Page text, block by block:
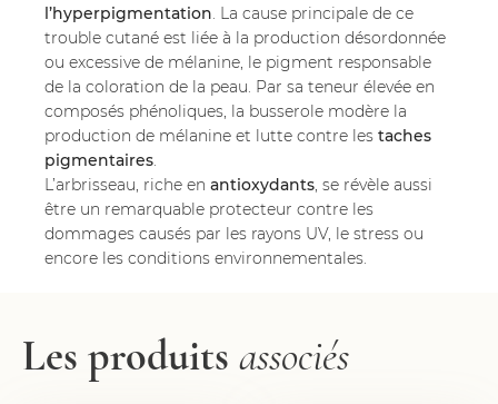
l’hyperpigmentation. La cause principale de ce
trouble cutané est liée à la production désordonnée
ou excessive de mélanine, le pigment responsable
de la coloration de la peau. Par sa teneur élevée en
composés phénoliques, la busserole modère la
production de mélanine et lutte contre les taches
pigmentaires.
L’arbrisseau, riche en antioxydants, se révèle aussi
être un remarquable protecteur contre les
dommages causés par les rayons UV, le stress ou
encore les conditions environnementales.
Les produits associés